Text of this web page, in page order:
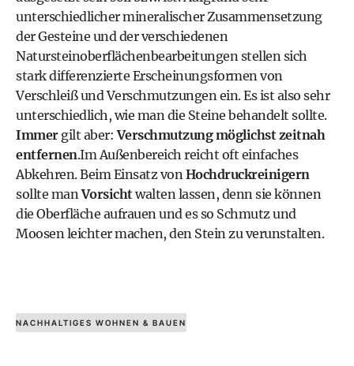
unterschiedlicher mineralischer Zusammensetzung
der Gesteine und der verschiedenen
Natursteinoberflächenbearbeitungen stellen sich
stark differenzierte Erscheinungsformen von
Verschleiß und Verschmutzungen ein. Es ist also sehr
unterschiedlich, wie man die Steine behandelt sollte.
Immer gilt aber:Verschmutzung möglichst zeitnah
entfernen.Im Außenbereich reicht oft einfaches
Abkehren. Beim Einsatz vonHochdruckreinigern
sollte manVorsichtwalten lassen, denn sie können
die Oberfläche aufrauen und es so Schmutz und
Moosen leichter machen, den Stein zu verunstalten.
NACHHALTIGES WOHNEN & BAUEN